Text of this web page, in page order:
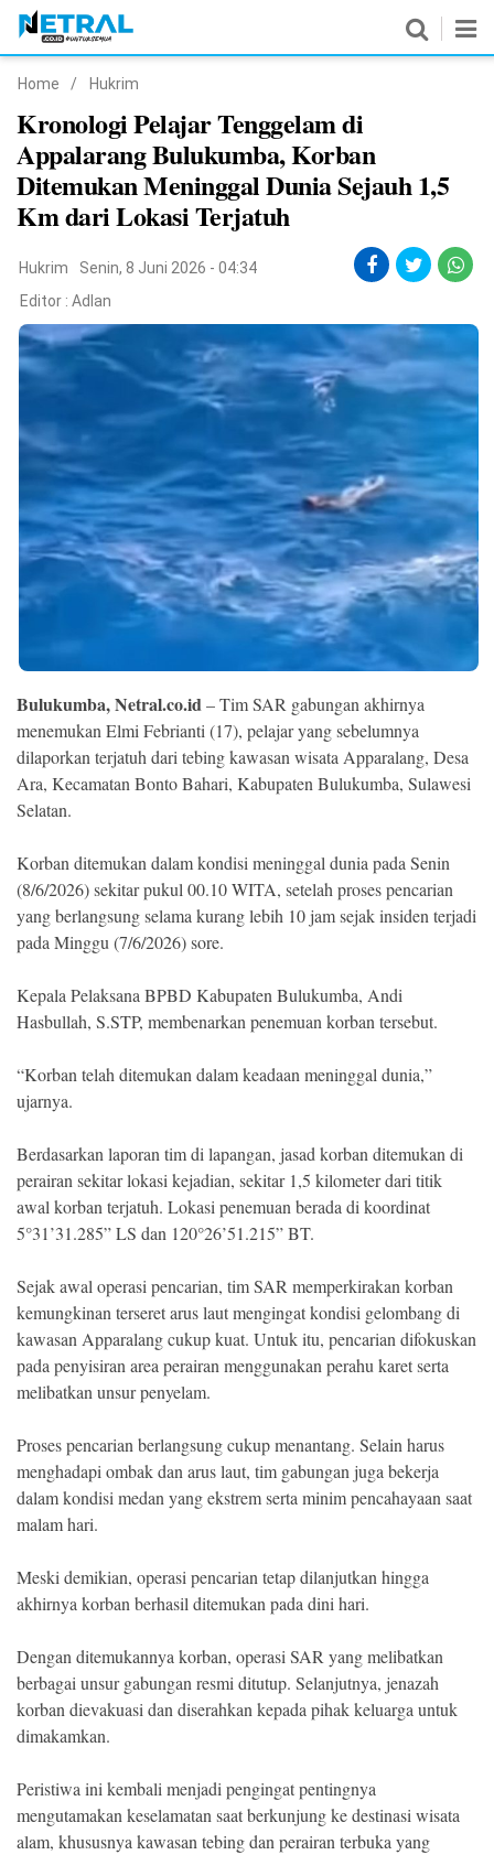
Nasional
Pemerintahan
Hukrim
Pendidikan
Olahraga
Ekonomi
Memori
2026
.
All
Right
Reserved
Home / Hukrim
Kronologi Pelajar Tenggelam di
Appalarang Bulukumba, Korban
Ditemukan Meninggal Dunia Sejauh 1,5
Km dari Lokasi Terjatuh
Hukrim
Senin, 8 Juni 2026 - 04:34
Editor : Adlan
Bulukumba, Netral.co.id– Tim SAR gabungan akhirnya
menemukan Elmi Febrianti (17), pelajar yang sebelumnya
dilaporkan terjatuh dari tebing kawasan wisata Apparalang, Desa
Ara, Kecamatan Bonto Bahari, Kabupaten Bulukumba, Sulawesi
Selatan.
Korban ditemukan dalam kondisi meninggal dunia pada Senin
(8/6/2026) sekitar pukul 00.10 WITA, setelah proses pencarian
yang berlangsung selama kurang lebih 10 jam sejak insiden terjadi
pada Minggu (7/6/2026) sore.
Kepala Pelaksana BPBD Kabupaten Bulukumba, Andi
Hasbullah, S.STP, membenarkan penemuan korban tersebut.
“Korban telah ditemukan dalam keadaan meninggal dunia,”
ujarnya.
Berdasarkan laporan tim di lapangan, jasad korban ditemukan di
perairan sekitar lokasi kejadian, sekitar 1,5 kilometer dari titik
awal korban terjatuh. Lokasi penemuan berada di koordinat
5°31’31.285” LS dan 120°26’51.215” BT.
Sejak awal operasi pencarian, tim SAR memperkirakan korban
kemungkinan terseret arus laut mengingat kondisi gelombang di
kawasan Apparalang cukup kuat. Untuk itu, pencarian difokuskan
pada penyisiran area perairan menggunakan perahu karet serta
melibatkan unsur penyelam.
Proses pencarian berlangsung cukup menantang. Selain harus
menghadapi ombak dan arus laut, tim gabungan juga bekerja
dalam kondisi medan yang ekstrem serta minim pencahayaan saat
malam hari.
Meski demikian, operasi pencarian tetap dilanjutkan hingga
akhirnya korban berhasil ditemukan pada dini hari.
Dengan ditemukannya korban, operasi SAR yang melibatkan
berbagai unsur gabungan resmi ditutup. Selanjutnya, jenazah
korban dievakuasi dan diserahkan kepada pihak keluarga untuk
dimakamkan.
Peristiwa ini kembali menjadi pengingat pentingnya
mengutamakan keselamatan saat berkunjung ke destinasi wisata
alam, khususnya kawasan tebing dan perairan terbuka yang